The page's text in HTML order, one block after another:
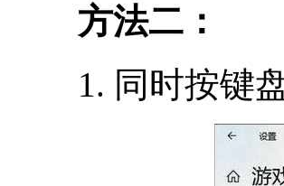
方法二：
1. 同时按键盘